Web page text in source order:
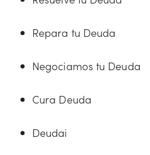
Repara tu Deuda
Negociamos tu Deuda
Cura Deuda
Deudai